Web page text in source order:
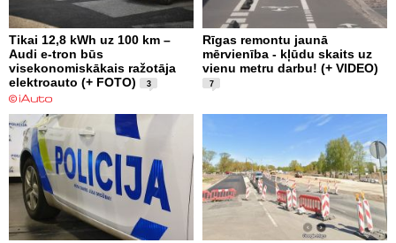
Tikai 12,8 kWh uz 100 km –
Audi e-tron būs
visekonomiskākais ražotāja
elektroauto (+ FOTO)
3
Rīgas remontu jaunā
mērvienība - kļūdu skaits uz
vienu metru darbu! (+ VIDEO)
7